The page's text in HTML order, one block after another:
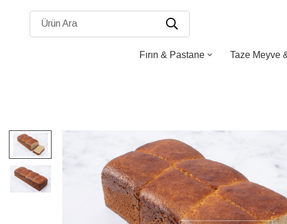
Ürün Ara
Fırın & Pastane Taze Meyve
Resim
galerisinin
sonuna
atla